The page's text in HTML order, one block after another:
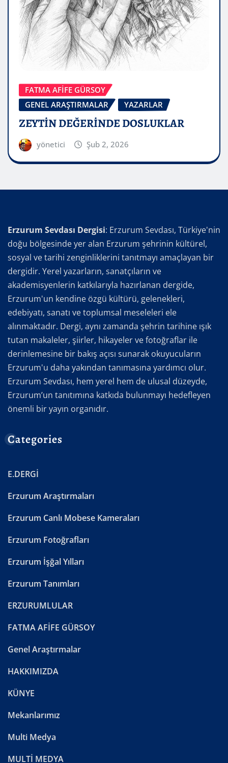
FATMA AFİFE GÜRSOY
GENEL ARAŞTIRMALAR
YAZARLAR
ZEYTİN DEĞERİNDE DOSLUKLAR
yönetici Şub 2, 2026
Erzurum Sevdası Dergisi: Erzurum Sevdası, Türkiye'nin
doğu bölgesinde yer alan Erzurum şehrinin kültürel,
sosyal ve tarihi zenginliklerini tanıtmayı amaçlayan bir
dergidir. Yerel yazarların, sanatçıların ve
akademisyenlerin katkılarıyla hazırlanan dergide,
Erzurum'un kendine özgü kültürü, gelenekleri,
edebiyatı, sanatı ve toplumsal meseleleri ele
alınmaktadır. Dergi, aynı zamanda şehrin tarihine ışık
tutan makaleler, şiirler, hikayeler ve fotoğraflar ile
derinlemesine bir bakış açısı sunarak okuyucuların
Erzurum'u daha yakından tanımasına yardımcı olur.
Erzurum Sevdası, hem yerel hem de ulusal düzeyde,
Erzurum’un tanıtımına katkıda bulunmayı hedefleyen
önemli bir yayın organıdır.
Categories
E.DERGİ
Erzurum Araştırmaları
Erzurum Canlı Mobese Kameraları
Erzurum Fotoğrafları
Erzurum İşğal Yılları
Erzurum Tanımları
ERZURUMLULAR
FATMA AFİFE GÜRSOY
Genel Araştırmalar
HAKKIMIZDA
KÜNYE
Mekanlarımız
Multi Medya
MULTİ MEDYA